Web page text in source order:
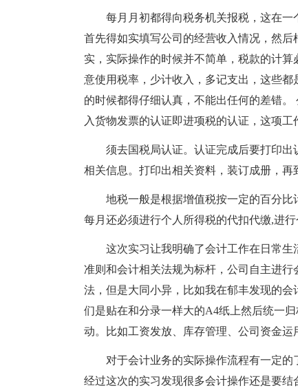
每月月初都得向税务机关报税，这在一
首先得如实填写公司的经营收入情况，然
实，实际操作的时候并不简单，税款的计
意使用税率，少计收入，多记支出，这些
的时候都得仔细认真，不能出任何的差错
入货物发票的认证即进项税的认证，这项
须去国税局认证。认证完成后要打印
相关信息。打印出相关资料，装订成册，再
地税一般是根据增值税按一定的百分
每月还必须进行个人所得税的代扣代缴,进行
这次实习让我明确了会计工作在日常
准则和会计相关法规为标杆，公司自主进
法，但是大同小异，比如我在郁丰发现的
们是贴在和分录一样大的A4纸上然后统一
动。比如工资发放、库存管理、公司资金运
对于会计业务的实际操作流程有一定的
经过这次的实习发现很多会计操作还是要